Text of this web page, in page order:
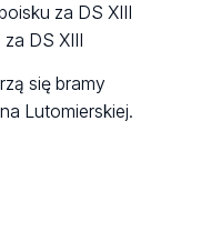
za DS XIII
DS XIII
się bramy
Lutomierskiej.